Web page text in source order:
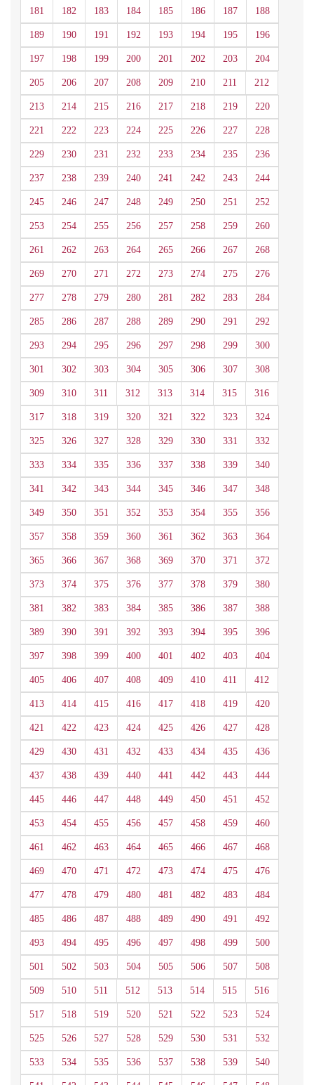
181 182 183 184 185 186 187 188
189 190 191 192 193 194 195 196
197 198 199 200 201 202 203 204
205 206 207 208 209 210 211 212
213 214 215 216 217 218 219 220
221 222 223 224 225 226 227 228
229 230 231 232 233 234 235 236
237 238 239 240 241 242 243 244
245 246 247 248 249 250 251 252
253 254 255 256 257 258 259 260
261 262 263 264 265 266 267 268
269 270 271 272 273 274 275 276
277 278 279 280 281 282 283 284
285 286 287 288 289 290 291 292
293 294 295 296 297 298 299 300
301 302 303 304 305 306 307 308
309 310 311 312 313 314 315 316
317 318 319 320 321 322 323 324
325 326 327 328 329 330 331 332
333 334 335 336 337 338 339 340
341 342 343 344 345 346 347 348
349 350 351 352 353 354 355 356
357 358 359 360 361 362 363 364
365 366 367 368 369 370 371 372
373 374 375 376 377 378 379 380
381 382 383 384 385 386 387 388
389 390 391 392 393 394 395 396
397 398 399 400 401 402 403 404
405 406 407 408 409 410 411 412
413 414 415 416 417 418 419 420
421 422 423 424 425 426 427 428
429 430 431 432 433 434 435 436
437 438 439 440 441 442 443 444
445 446 447 448 449 450 451 452
453 454 455 456 457 458 459 460
461 462 463 464 465 466 467 468
469 470 471 472 473 474 475 476
477 478 479 480 481 482 483 484
485 486 487 488 489 490 491 492
493 494 495 496 497 498 499 500
501 502 503 504 505 506 507 508
509 510 511 512 513 514 515 516
517 518 519 520 521 522 523 524
525 526 527 528 529 530 531 532
533 534 535 536 537 538 539 540